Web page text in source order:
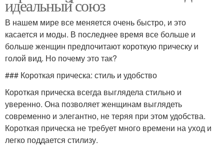
идеальный союз
В нашем мире все меняется очень быстро, и это
касается и моды. В последнее время все больше и
больше женщин предпочитают короткую прическу и
голой вид. Но почему это так?
### Короткая прическа: стиль и удобство
Короткая прическа всегда выглядела стильно и
уверенно. Она позволяет женщинам выглядеть
современно и элегантно, не теряя при этом удобства.
Короткая прическа не требует много времени на уход и
легко поддается стилизу.